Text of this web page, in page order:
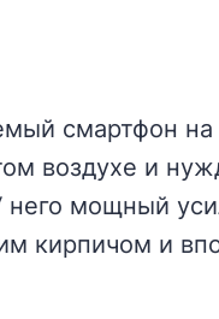
смартфон
воздухе и
него мощный
кирпичом и